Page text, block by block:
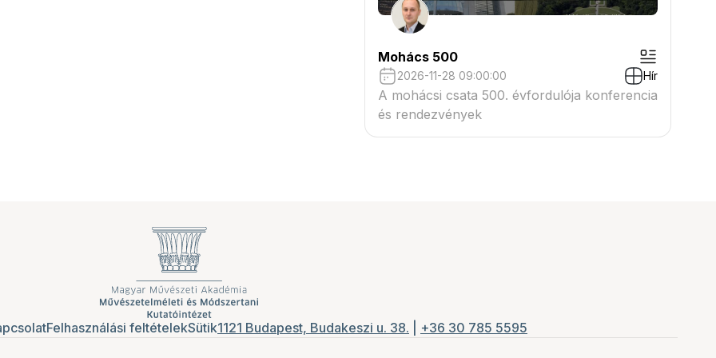
Mohács 500
2026-11-28 09:00:00 Hír
A mohácsi csata 500. évfordulója konferencia
és rendezvények
Felhasználási feltételekSütik1121 Budapest, Budakeszi u. 38. +36 30 785 5595